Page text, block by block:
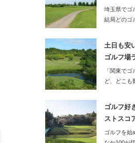
埼玉県でゴ
結局どのゴ
土日も安
ゴルフ場
「関東で
ど、どこ
ゴルフ好
ストスコ
ゴルフを始